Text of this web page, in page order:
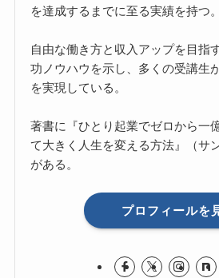
を達成するまでに至る実績を持つ。
自由な働き方と収入アップを目指
功ノウハウを示し、多くの受講生
を実現している。
著書に『ひとり起業でゼロから一
て大きく人生を変える方法』（サ
がある。
プロフィールを